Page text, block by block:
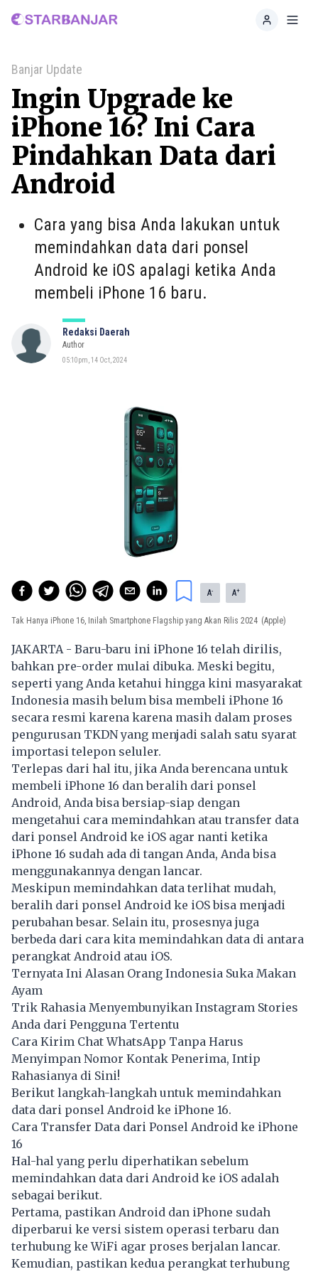
Home
Banjar Update
Ingin Upgrade ke
iPhone 16? Ini Cara
Pindahkan Data dari
Android
Cara yang bisa Anda lakukan untuk
memindahkan data dari ponsel
Android ke iOS apalagi ketika Anda
membeli iPhone 16 baru.
Redaksi Daerah
Author
05:10pm, 14 Oct, 2024
A- A+
Tak Hanya iPhone 16, Inilah Smartphone Flagship yang Akan Rilis 2024 (Apple)
JAKARTA - Baru-baru ini iPhone 16 telah dirilis,
bahkan pre-order mulai dibuka. Meski begitu,
seperti yang Anda ketahui hingga kini masyarakat
Indonesia masih belum bisa membeli iPhone 16
secara resmi karena karena masih dalam proses
pengurusan TKDN yang menjadi salah satu syarat
importasi telepon seluler.
Terlepas dari hal itu, jika Anda berencana untuk
membeli iPhone 16 dan beralih dari ponsel
Android, Anda bisa bersiap-siap dengan
mengetahui cara memindahkan atau transfer data
dari ponsel Android ke iOS agar nanti ketika
iPhone 16 sudah ada di tangan Anda, Anda bisa
menggunakannya dengan lancar.
Meskipun memindahkan data terlihat mudah,
beralih dari ponsel Android ke iOS bisa menjadi
perubahan besar. Selain itu, prosesnya juga
berbeda dari cara kita memindahkan data di antara
perangkat Android atau iOS.
Ternyata Ini Alasan Orang Indonesia Suka Makan
Ayam
Trik Rahasia Menyembunyikan Instagram Stories
Anda dari Pengguna Tertentu
Cara Kirim Chat WhatsApp Tanpa Harus
Menyimpan Nomor Kontak Penerima, Intip
Rahasianya di Sini!
Berikut langkah-langkah untuk memindahkan
data dari ponsel Android ke iPhone 16.
Cara Transfer Data dari Ponsel Android ke iPhone
16
Hal-hal yang perlu diperhatikan sebelum
memindahkan data dari Android ke iOS adalah
sebagai berikut.
Pertama, pastikan Android dan iPhone sudah
diperbarui ke versi sistem operasi terbaru dan
terhubung ke WiFi agar proses berjalan lancar.
Kemudian, pastikan kedua perangkat terhubung